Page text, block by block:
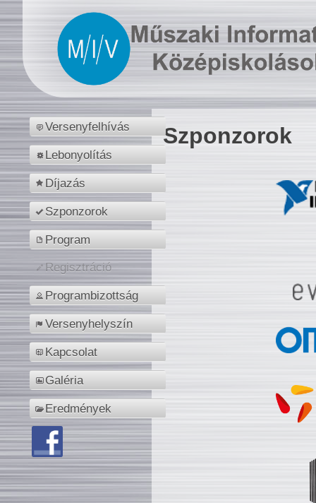
Versenyfelhívás
Lebonyolítás
Díjazás
Szponzorok
Program
Regisztráció
Programbizottság
Versenyhelyszín
Kapcsolat
Galéria
Eredmények
Szponzorok